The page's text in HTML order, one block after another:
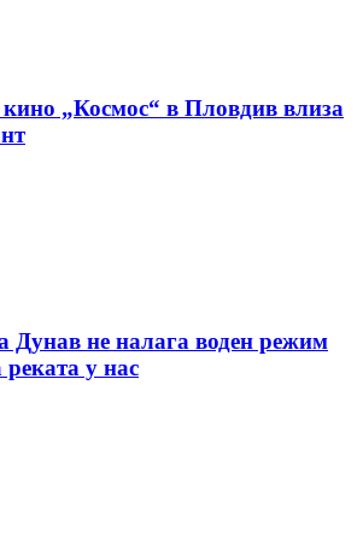
„Космос“ в Пловдив влиза
Дунав не налага воден режим
у нас